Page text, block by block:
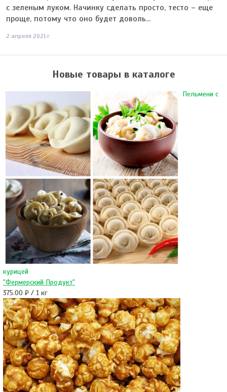
с зеленым луком. Начинку сделать просто, тесто – еще
проще, потому что оно будет доволь...
2 апреля 2021 г.
Новые товары в каталоге
Пельмени с
курицей
"Фермерский Продукт"
375.00 ₽ / 1 кг